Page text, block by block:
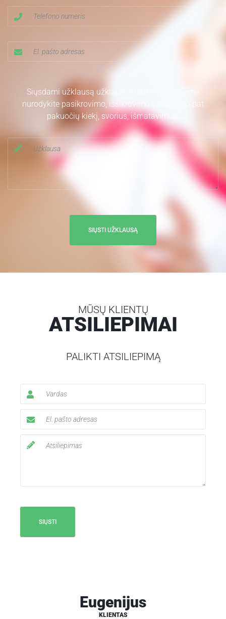
Siųsdami užklausą užklausos laukelyje prašome
nurodykite pasikrovimo, išsikrovimo vietas, taip pat
pakuočių kiekį, svorius, išmatavimus.
MŪSŲ KLIENTŲ
ATSILIEPIMAI
PALIKTI ATSILIEPIMĄ
Eugenijus
KLIENTAS